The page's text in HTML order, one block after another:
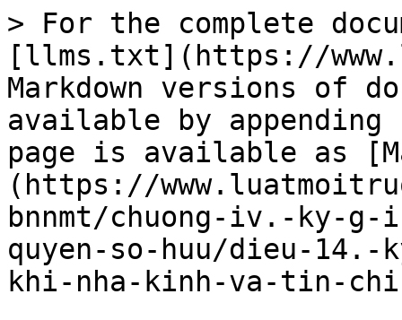
> For the complete
[llms.txt](https://
Markdown versions of
available by
page is available as
(https://
bnnmt/chuong-iv.-ky-
quyen-so-huu/dieu-
khi-nha-kinh-va-tin-